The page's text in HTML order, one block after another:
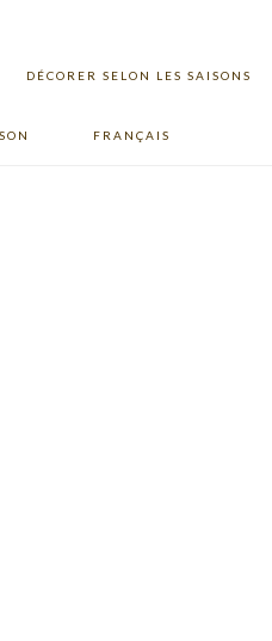
DÉCORER SELON LES SAISONS
FRANÇAIS